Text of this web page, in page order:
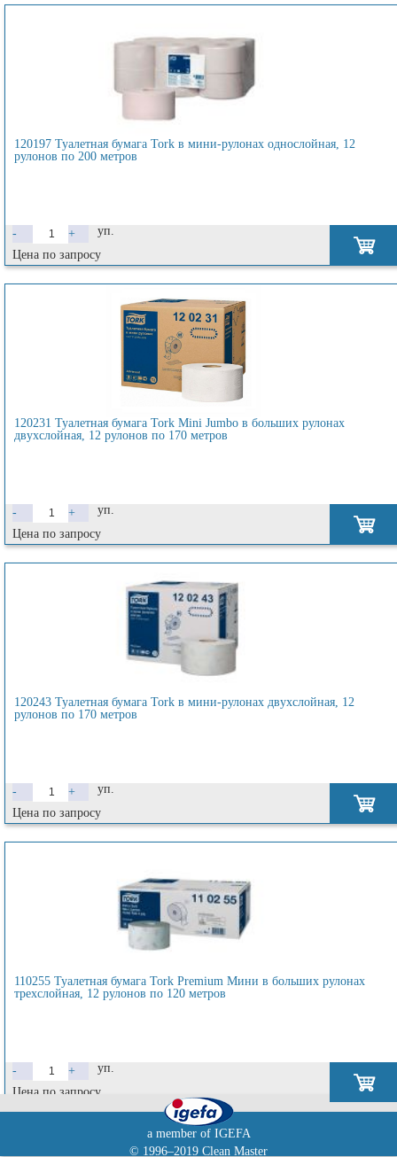
120197 Туалетная бумага Tork в мини-рулонах однослойная, 12
рулонов по 200 метров
- +
уп.
Цена по запросу
120231 Туалетная бумага Tork Mini Jumbo в больших рулонах
двухслойная, 12 рулонов по 170 метров
- +
уп.
Цена по запросу
120243 Туалетная бумага Tork в мини-рулонах двухслойная, 12
рулонов по 170 метров
- +
уп.
Цена по запросу
110255 Туалетная бумага Tork Premium Мини в больших рулонах
трехслойная, 12 рулонов по 120 метров
- +
уп.
Цена по запросу
a member of IGEFA
© 1996–2019 Clean Master